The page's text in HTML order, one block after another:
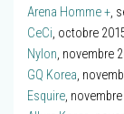
Arena Homme +,
CeCi, octobre
Nylon, novembre
GQ Korea,
Esquire,